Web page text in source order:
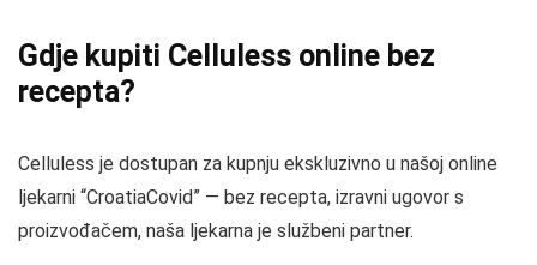
Gdje kupiti Celluless online bez
recepta?
Celluless je dostupan za kupnju ekskluzivno u našoj online
ljekarni “CroatiaCovid” — bez recepta, izravni ugovor s
proizvođačem, naša ljekarna je službeni partner.